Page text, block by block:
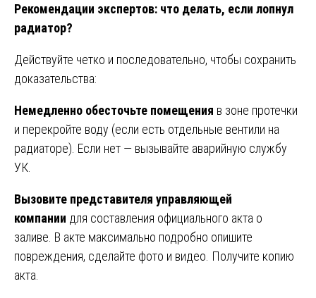
Рекомендации экспертов: что делать, если лопнул
радиатор?
Действуйте четко и последовательно, чтобы сохранить
доказательства:
Немедленно обесточьте помещения в зоне протечки
и перекройте воду (если есть отдельные вентили на
радиаторе). Если нет — вызывайте аварийную службу
УК.
Вызовите представителя управляющей
компании для составления официального акта о
заливе. В акте максимально подробно опишите
повреждения, сделайте фото и видео. Получите копию
акта.